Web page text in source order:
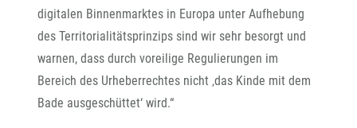
digitalen Binnenmarktes in Europa unter Aufhebung
des Territorialitätsprinzips sind wir sehr besorgt und
warnen, dass durch voreilige Regulierungen im
Bereich des Urheberrechtes nicht ‚das Kinde mit dem
Bade ausgeschüttet‘ wird.“